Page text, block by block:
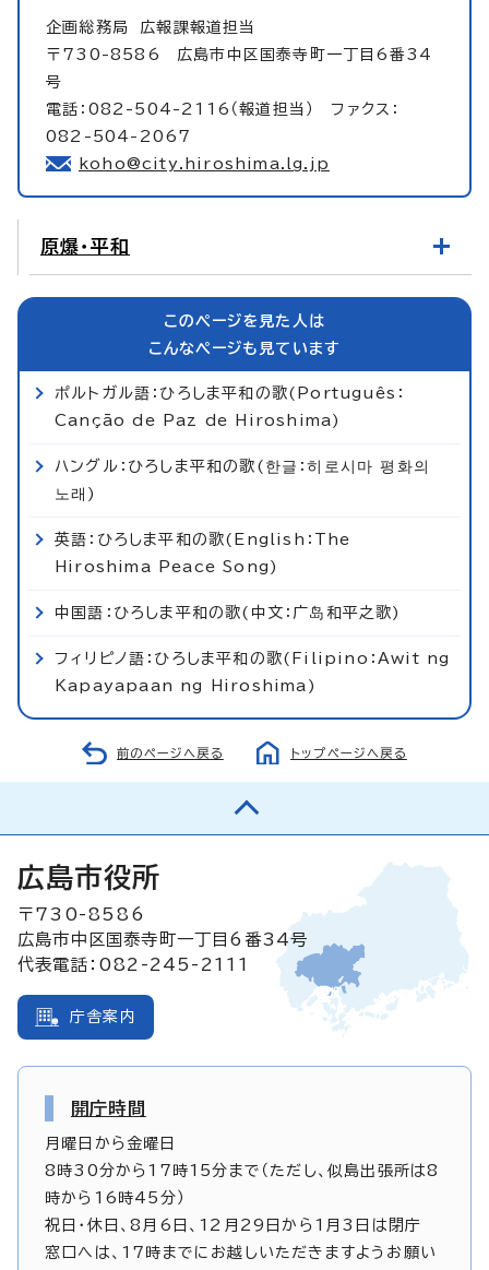
企画総務局 広報課報道担当
〒730-8586 広島市中区国泰寺町一丁目6番34
号
電話：082-504-2116（報道担当） ファクス：
082-504-2067
koho@city.hiroshima.lg.jp
原爆・平和
このページを見た人は
こんなページも見ています
ポルトガル語：ひろしま平和の歌(Português：
Canção de Paz de Hiroshima)
ハングル：ひろしま平和の歌(한글：히로시마 평화의
노래)
英語：ひろしま平和の歌(English：The
Hiroshima Peace Song)
中国語：ひろしま平和の歌(中文：广岛和平之歌)
フィリピノ語：ひろしま平和の歌(Filipino：Awit ng
Kapayapaan ng Hiroshima)
前のページへ戻る トップページへ戻る
広島市役所
〒730-8586
広島市中区国泰寺町一丁目6番34号
代表電話：082-245-2111
庁舎案内
開庁時間
月曜日から金曜日
8時30分から17時15分まで（ただし、似島出張所は8
時から16時45分）
祝日・休日、8月6日、12月29日から1月3日は閉庁
窓口へは、17時までにお越しいただきますようお願い